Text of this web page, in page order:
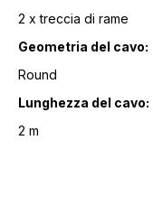
2 x treccia di rame
Geometria del cavo:
Round
Lunghezza del cavo:
2 m